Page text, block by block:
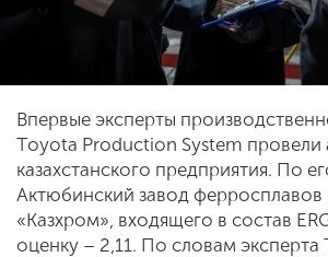
Впервые эксперты
Тoyota Production System провели
казахстанского предприятия. По
Актюбинский завод
«Казхром», входящего в состав
оценку – 2,11. По словам эксперта